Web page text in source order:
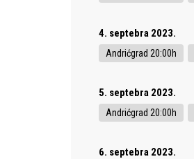
4. septebra 2023.
Andrićgrad 20:00h
5. septebra 2023.
Andrićgrad 20:00h
6. septebra 2023.